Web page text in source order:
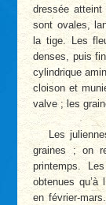
dressée
sont ovales,
la tige. Les
denses, puis
cylindrique
cloison et
valve ; les
Les
graines ; on
printemps.
obtenues qu’à
en février-